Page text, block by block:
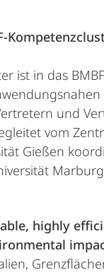
ist in das
und
vom
Gießen
highly